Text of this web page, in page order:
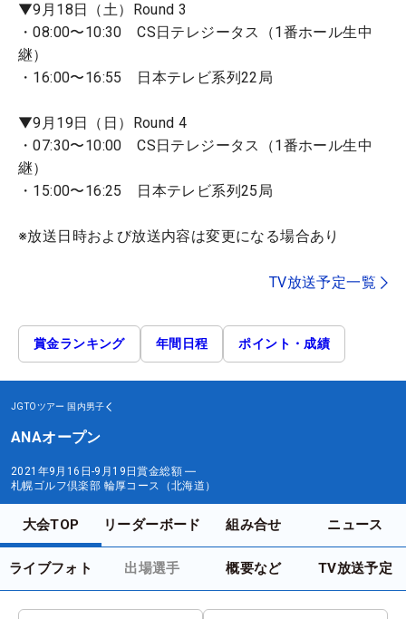
▼9月18日（土）Round 3
・08:00〜10:30 CS日テレジータス（1番ホール生中
継）
・16:00〜16:55 日本テレビ系列22局
▼9月19日（日）Round 4
・07:30〜10:00 CS日テレジータス（1番ホール生中
継）
・15:00〜16:25 日本テレビ系列25局
※放送日時および放送内容は変更になる場合あり
TV放送予定一覧
賞金ランキング 年間日程 ポイント・成績
JGTOツアー 国内男子
ANAオープン
2021年9月16日-9月19日賞金総額 ―
札幌ゴルフ倶楽部 輪厚コース（北海道）
大会TOP リーダーボード 組み合せ ニュース
ライブフォト 出場選手 概要など TV放送予定